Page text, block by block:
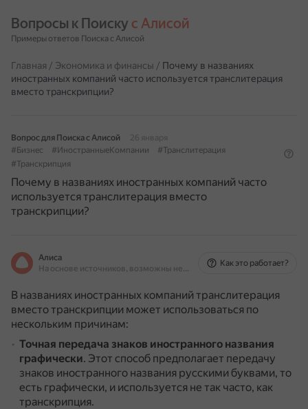
Вопросы к Поиску с Алисой
Примеры ответов Поиска с Алисой
Главная / Экономика и финансы / Почему в названиях
иностранных компаний часто используется транслитерация
вместо транскрипции?
Вопрос для Поиска с Алисой
26 января
#Бизнес
#ИностранныеКомпании
#Транслитерация
#Транскрипция
Почему в названиях иностранных компаний часто
используется транслитерация вместо
транскрипции?
Алиса
На основе источников, возможны неточности
Как это работает?
В названиях иностранных компаний транслитерация
вместо транскрипции может использоваться по
нескольким причинам:
Точная передача знаков иностранного названия
графически. Этот способ предполагает передачу
знаков иностранного названия русскими буквами, то
есть графически, и используется не так часто, как
транскрипция.